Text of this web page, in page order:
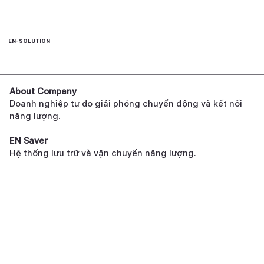
EN-SOLUTION
About Company
Doanh nghiệp tự do giải phóng chuyển động và kết nối
năng lượng.
EN Saver
Hệ thống lưu trữ và vận chuyển năng lượng.